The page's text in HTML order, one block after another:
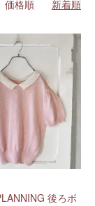
価格順 新着順
後ろボ